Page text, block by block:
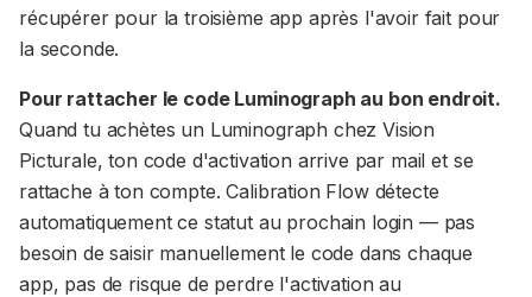
récupérer pour la troisième app après l'avoir fait pour
la seconde.
Pour rattacher le code Luminograph au bon endroit.
Quand tu achètes un Luminograph chez Vision
Picturale, ton code d'activation arrive par mail et se
rattache à ton compte. Calibration Flow détecte
automatiquement ce statut au prochain login — pas
besoin de saisir manuellement le code dans chaque
app, pas de risque de perdre l'activation au